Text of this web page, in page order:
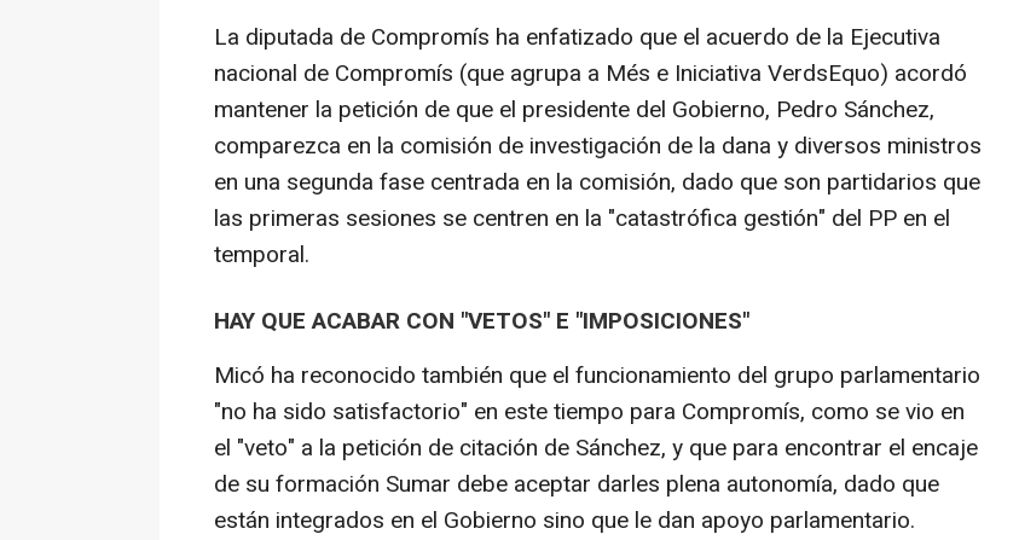
La diputada de Compromís ha enfatizado que el acuerdo de la Ejecutiva
nacional de Compromís (que agrupa a Més e Iniciativa VerdsEquo) acordó
mantener la petición de que el presidente del Gobierno, Pedro Sánchez,
comparezca en la comisión de investigación de la dana y diversos ministros
en una segunda fase centrada en la comisión, dado que son partidarios que
las primeras sesiones se centren en la "catastrófica gestión" del PP en el
temporal.
HAY QUE ACABAR CON "VETOS" E "IMPOSICIONES"
Micó ha reconocido también que el funcionamiento del grupo parlamentario
"no ha sido satisfactorio" en este tiempo para Compromís, como se vio en
el "veto" a la petición de citación de Sánchez, y que para encontrar el encaje
de su formación Sumar debe aceptar darles plena autonomía, dado que
están integrados en el Gobierno sino que le dan apoyo parlamentario.